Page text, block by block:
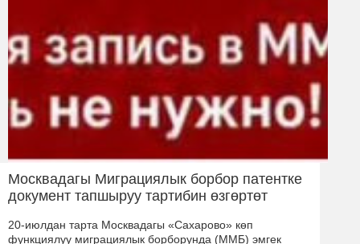
Москвадагы Миграциялык борбор патентке
документ тапшыруу тартибин өзгөртөт
20-июлдан тарта Москвадагы «Сахарово» көп
функциялуу миграциялык борборунда (ММБ) эмгек